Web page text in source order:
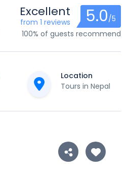
Excellent
from 1 reviews 5.0/5
100% of guests recommend
Location
Tours in Nepal